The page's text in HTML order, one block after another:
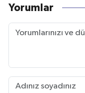
Yorumlar